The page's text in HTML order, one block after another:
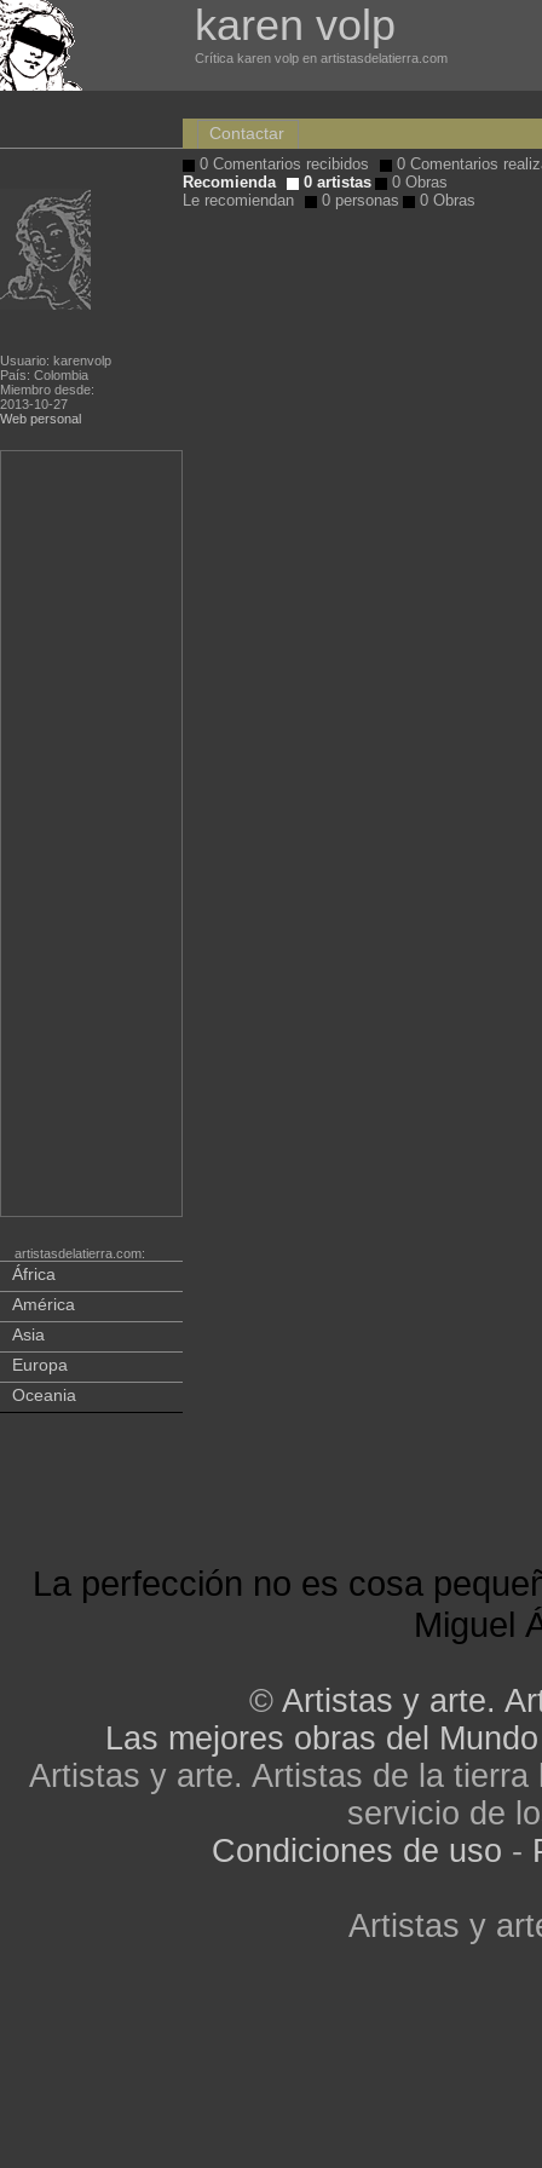
karen volp
Crítica karen volp en artistasdelatierra.com
Usuario: karenvolp
País: Colombia
Miembro desde:
2013-10-27
Web personal
artistasdelatierra.com:
África
América
Asia
Europa
Oceania
Contactar
0 Comentarios recibidos
0 Comentarios
Recomienda
0 artistas
0 Obras
Le recomiendan
0 personas 0 Obras
La perfección no es cosa
Miguel
© Artistas y arte.
Las mejores obras del Mundo
Artistas y arte. Artistas de la
servicio de
Condiciones de uso -
Artistas y